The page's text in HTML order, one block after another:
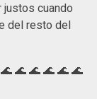
justos cuando
del resto del
🌊 🌊 🌊 🌊 🌊